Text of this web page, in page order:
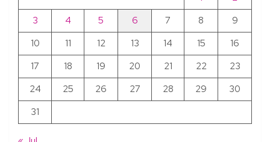
3
4 5 6 7 8
9
10
11 12 13 14 15
16
17
18 19 20 21 22
23
24
25 26 27 28 29
30
31